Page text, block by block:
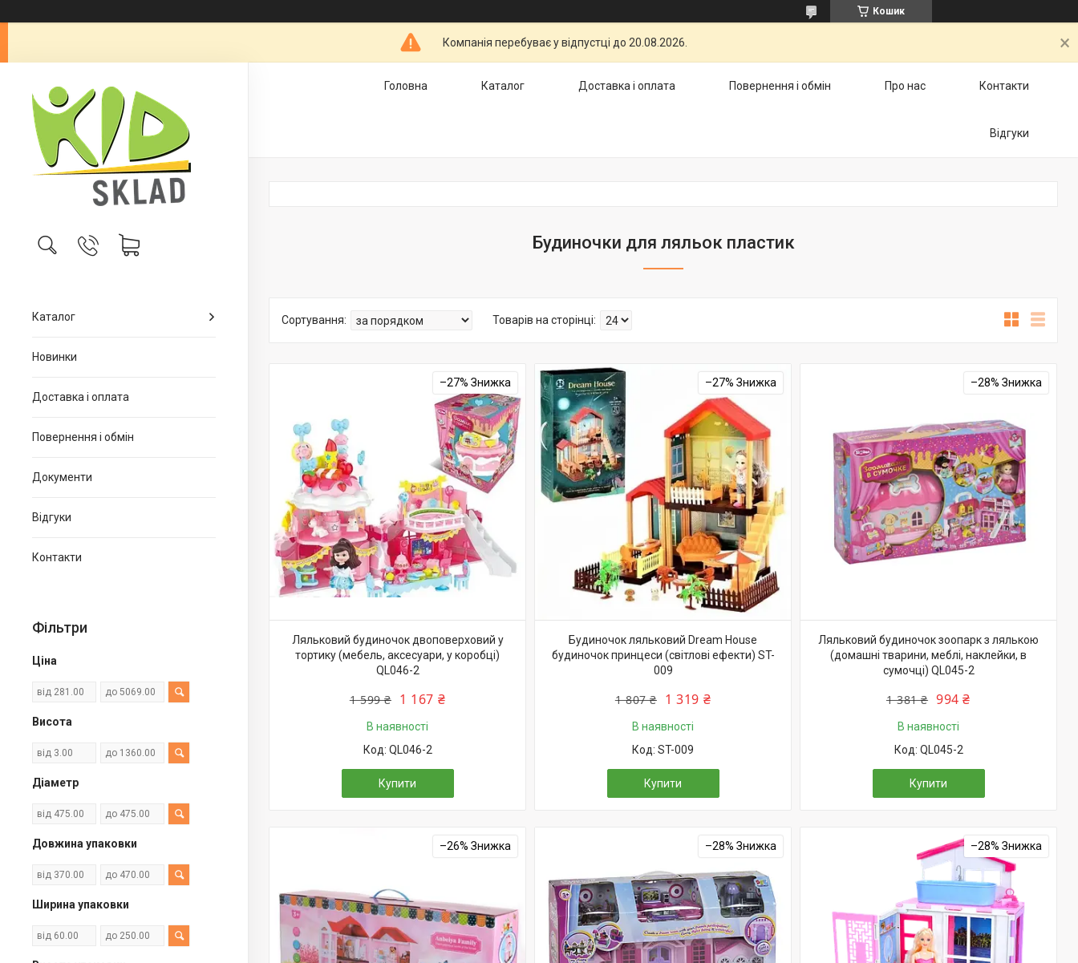
Кошик
Компанія перебуває у відпустці до 20.08.2026.
Каталог
Новинки
Доставка і оплата
Повернення і обмін
Документи
Відгуки
Контакти
Фільтри
Ціна
Висота
Діаметр
Довжина упаковки
Ширина упаковки
Головна Каталог Доставка і оплата Повернення і обмін Про нас Контакти
Відгуки
Будиночки для ляльок пластик
–27%
Ляльковий будиночок двоповерховий у
тортику (мебель, аксесуари, у коробці)
QL046-2
1 599 ₴ 1 167 ₴
В наявності
QL046-2
Купити
–27%
Будиночок ляльковий Dream House
будиночок принцеси (світлові ефекти) ST-
009
1 807 ₴ 1 319 ₴
В наявності
ST-009
Купити
–28%
Ляльковий будиночок зоопарк з лялькою
(домашні тварини, меблі, наклейки, в
сумочці) QL045-2
1 381 ₴ 994 ₴
В наявності
QL045-2
Купити
–26% –28% –28%